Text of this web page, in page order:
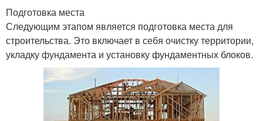
Подготовка места
Следующим этапом является подготовка места для
строительства. Это включает в себя очистку территории,
укладку фундамента и установку фундаментных блоков.